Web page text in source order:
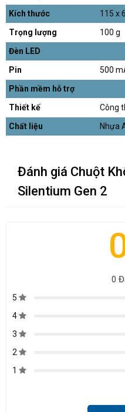
Kích thước
115 x
Trọng lượng
100 g
Đèn LED
Pin
500
Phần mềm hỗ trợ
Thiết kế
Công
Chất liệu
Nhựa
Đánh giá Chuột
Silentium Gen 2
0
5
4
3
2
1